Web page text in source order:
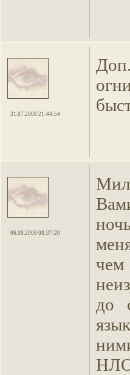
31.07.2008 21:44:54
06.08.2008 08:37:20
до